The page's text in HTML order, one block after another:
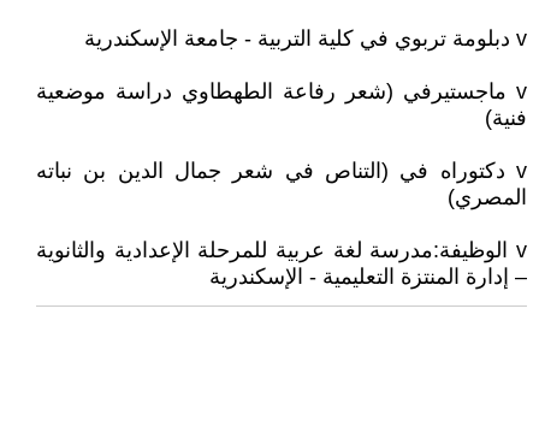
v دبلومة تربوي في كلية التربية - جامعة الإسكندرية
v ماجستيرفي (شعر رفاعة الطهطاوي دراسة موضعية
فنية)
v دكتوراه في (التناص في شعر جمال الدين بن نباته
المصري)
v الوظيفة:مدرسة لغة عربية للمرحلة الإعدادية والثانوية
– إدارة المنتزة التعليمية - الإسكندرية